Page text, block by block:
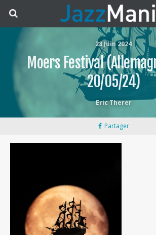
28 Juin 2024
Moers Festival
20/05/24)
Eric Therer
Partager